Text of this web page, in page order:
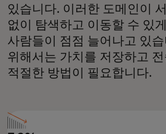
있습니다. 이러한 도메인이
없이 탐색하고 이동할 수 있
사람들이 점점 늘어나고 있습
위해서는 가치를 저장하고
적절한 방법이 필요합니다.